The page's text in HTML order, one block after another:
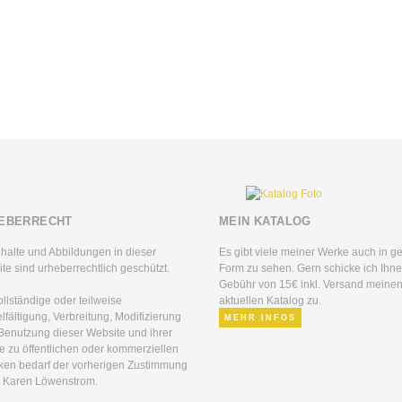
und Abbildungen in dieser
sind urheberrechtlich geschützt.
oder teilweise
Verbreitung, Modifizierung
dieser Website und ihrer
zu öffentlichen oder kommerziellen
bedarf der vorherigen Zustimmung
Karen Löwenstrom.
MEIN KATALOG
Es gibt viele meiner Werke auch in
Form zu sehen. Gern schicke ich
Gebühr von 15€ inkl. Versand meinen
aktuellen Katalog zu.
MEHR INFOS